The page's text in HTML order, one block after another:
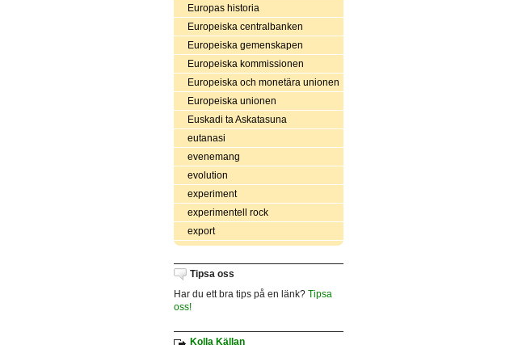
Europas historia
Europeiska centralbanken
Europeiska gemenskapen
Europeiska kommissionen
Europeiska och monetära unionen
Europeiska unionen
Euskadi ta Askatasuna
eutanasi
evenemang
evolution
experiment
experimentell rock
export
Tipsa oss
Har du ett bra tips på en länk? Tipsa
oss!
Kolla Källan